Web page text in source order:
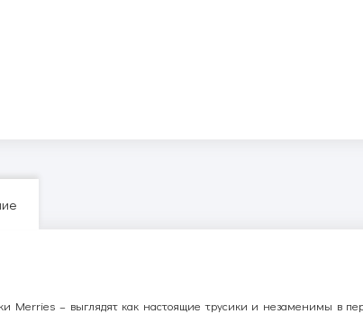
Merries – выглядят как настоящие трусики и незаменимы в